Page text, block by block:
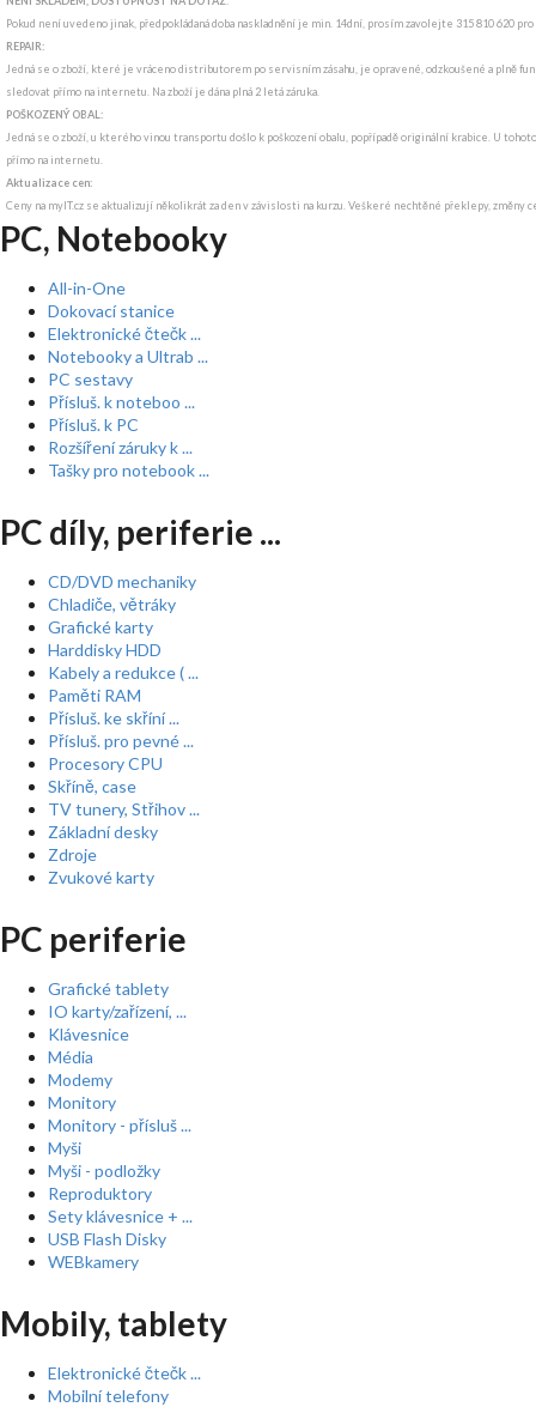
Pokud není uvedeno jinak, předpokládaná doba naskladnění je min. 14dní, prosím zavolejte 315 810 620
REPAIR:
Jedná se o zboží, které je vráceno distributorem po servisním zásahu, je opravené, odzkoušené a plně
sledovat přímo na internetu. Na zboží je dána plná 2 letá záruka.
POŠKOZENÝ OBAL:
Jedná se o zboží, u kterého vinou transportu došlo k poškození obalu, popřípadě originální krabice. U
přímo na internetu.
Aktualizace cen:
Ceny na myIT.cz se aktualizují několikrát za den v závislosti na kurzu. Veškeré nechtěné překlepy, změny
PC, Notebooky
All-in-One
Dokovací stanice
Elektronické čtečk ...
Notebooky a Ultrab ...
PC sestavy
Přísluš. k noteboo ...
Přísluš. k PC
Rozšíření záruky k ...
Tašky pro notebook ...
PC díly, periferie ...
CD/DVD mechaniky
Chladiče, větráky
Grafické karty
Harddisky HDD
Kabely a redukce ( ...
Paměti RAM
Přísluš. ke skříní ...
Přísluš. pro pevné ...
Procesory CPU
Skříně, case
TV tunery, Střihov ...
Základní desky
Zdroje
Zvukové karty
PC periferie
Grafické tablety
IO karty/zařízení, ...
Klávesnice
Média
Modemy
Monitory
Monitory - přísluš ...
Myši
Myši - podložky
Reproduktory
Sety klávesnice + ...
USB Flash Disky
WEBkamery
Mobily, tablety
Elektronické čtečk ...
Mobilní telefony